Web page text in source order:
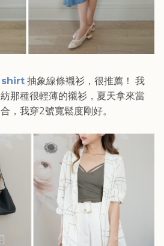
shirt 抽象線條襯衫，很推薦！ 我
那種很輕薄的襯衫，夏天拿來當
，我穿2號寬鬆度剛好。